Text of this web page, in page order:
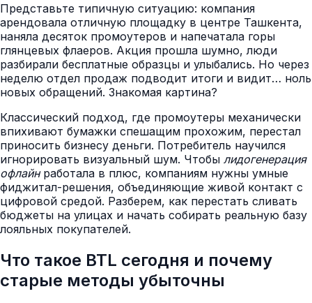
Представьте типичную ситуацию: компания
арендовала отличную площадку в центре Ташкента,
наняла десяток промоутеров и напечатала горы
глянцевых флаеров. Акция прошла шумно, люди
разбирали бесплатные образцы и улыбались. Но через
неделю отдел продаж подводит итоги и видит… ноль
новых обращений. Знакомая картина?
Классический подход, где промоутеры механически
впихивают бумажки спешащим прохожим, перестал
приносить бизнесу деньги. Потребитель научился
игнорировать визуальный шум. Чтобы лидогенерация
офлайнработала в плюс, компаниям нужны умные
фиджитал-решения, объединяющие живой контакт с
цифровой средой. Разберем, как перестать сливать
бюджеты на улицах и начать собирать реальную базу
лояльных покупателей.
Что такое BTL сегодня и почему
старые методы убыточны